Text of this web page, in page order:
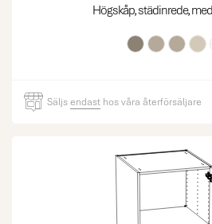
Högskåp, städinrede,
Säljsendast hos våra återförsäljare